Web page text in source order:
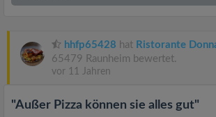
hhfp65428 hat Ristorante
65479 Raunheim bewertet.
vor 11 Jahren
"Außer Pizza können sie alles gut"